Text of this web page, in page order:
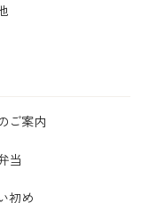
ご案内
当
初め